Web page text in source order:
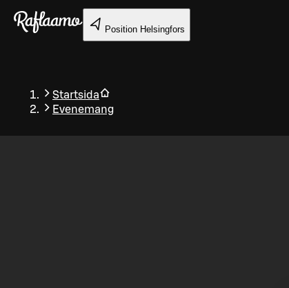
Gå till huvudinnehållet
Position Helsingfors
Startsida
Evenemang
Tillbaka